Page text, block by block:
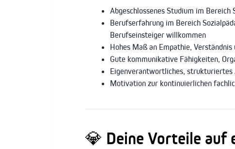
Abgeschlossenes Studium im
Berufserfahrung im Bereich
Berufseinsteiger willkommen
Hohes Maß an Empathie,
Gute kommunikative Fähigkeiten,
Eigenverantwortliches,
Motivation zur kontinuierlichen
💎 Deine Vorteile auf